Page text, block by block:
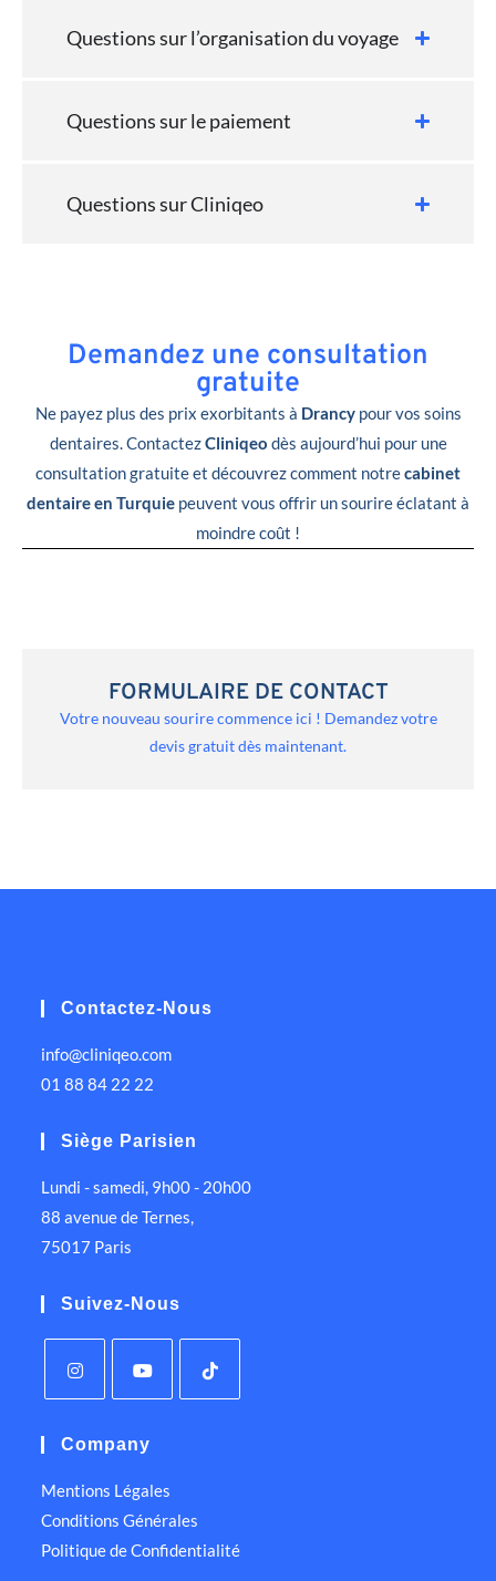
Questions sur l’organisation du voyage
Questions sur le paiement
Questions sur Cliniqeo
Demandez une consultation
gratuite
Ne payez plus des prix exorbitants à Drancypour vos soins
dentaires. ContactezCliniqeo dès aujourd’hui pour une
consultation gratuite et découvrez comment notrecabinet
dentaire en Turquie peuvent vous offrir un sourire éclatant à
moindre coût !
FORMULAIRE DE CONTACT
Votre nouveau sourire commence ici ! Demandez votre
devis gratuit dès maintenant.
Contactez-Nous
info@cliniqeo.com
01 88 84 22 22
Siège Parisien
Lundi - samedi, 9h00 - 20h00
88 avenue de Ternes,
75017 Paris
Suivez-Nous
Company
Mentions Légales
Conditions Générales
Politique de Confidentialité